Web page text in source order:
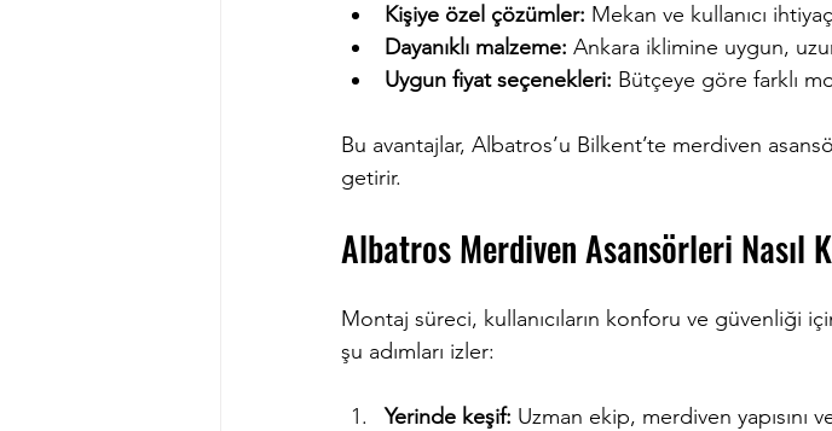
Kişiye özel çözümler: Mekan ve kullanıcı
Dayanıklı malzeme: Ankara iklimine uygun,
Uygun fiyat seçenekleri: Bütçeye göre farklı
Bu avantajlar, Albatros’u Bilkent’te merdiven
getirir.
Albatros Merdiven Asansörleri Nasıl
Montaj süreci, kullanıcıların konforu ve güvenliği
şu adımları izler:
Yerinde keşif: Uzman ekip, merdiven yapısını